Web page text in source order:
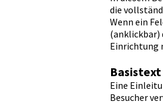
die
Wenn ein
(anklickbar)
Einrichtung
Basistext
Eine
Besucher